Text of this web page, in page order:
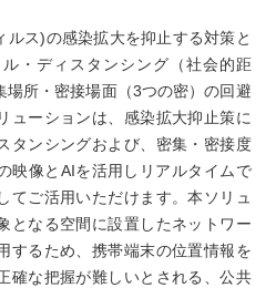
ス)の感染拡大を抑止する対策と
・ディスタンシング（社会的距
所・密接場面（3つの密）の回避
ューションは、感染拡大抑止策に
タンシングおよび、密集・密接度
映像とAIを活用しリアルタイムで
てご活用いただけます。本ソリュ
となる空間に設置したネットワー
するため、携帯端末の位置情報を
確な把握が難しいとされる、公共